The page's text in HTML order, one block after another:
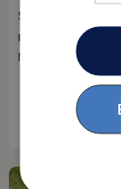
Skogsmulle och
med digital
Mitt / Pågår